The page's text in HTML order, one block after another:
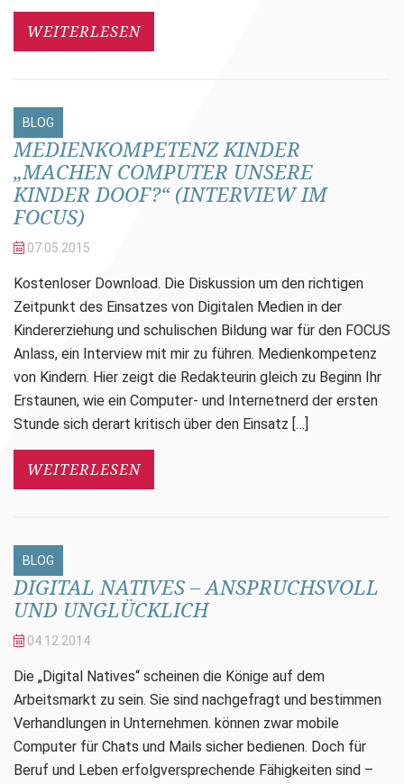
WEITERLESEN
BLOG
MEDIENKOMPETENZ KINDER
„MACHEN COMPUTER UNSERE
KINDER DOOF?“ (INTERVIEW IM
FOCUS)
07.05. 2015
Kostenloser Download. Die Diskussion um den richtigen
Zeitpunkt des Einsatzes von Digitalen Medien in der
Kindererziehung und schulischen Bildung war für den FOCUS
Anlass, ein Interview mit mir zu führen. Medienkompetenz
von Kindern. Hier zeigt die Redakteurin gleich zu Beginn Ihr
Erstaunen, wie ein Computer- und Internetnerd der ersten
Stunde sich derart kritisch über den Einsatz […]
WEITERLESEN
BLOG
DIGITAL NATIVES – ANSPRUCHSVOLL
UND UNGLÜCKLICH
04.12. 2014
Die „Digital Natives“ scheinen die Könige auf dem
Arbeitsmarkt zu sein. Sie sind nachgefragt und bestimmen
Verhandlungen in Unternehmen. können zwar mobile
Computer für Chats und Mails sicher bedienen. Doch für
Beruf und Leben erfolgversprechende Fähigkeiten sind –